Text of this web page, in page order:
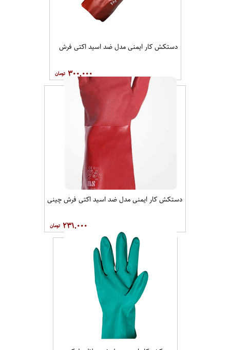
۲۸۰,۰۰۰
دستکش کار ایمنی مدل ضد اسید اکتی فرش
۳۰۰,۰۰۰
دستکش کار ایمنی مدل ضد اسید اکتی فرش چینی